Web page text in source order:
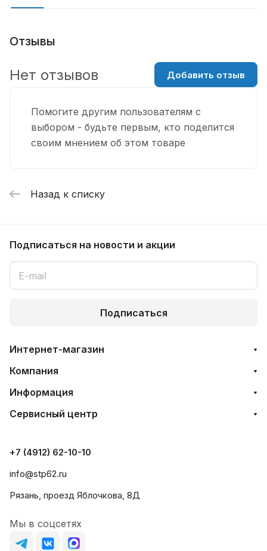
Отзывы
Помогите другим пользователям с
выбором - будьте первым, кто поделится
своим мнением об этом товаре
Нет отзывов Добавить отзыв
Назад к списку
Подписаться на новости и акции
Подписаться
Интернет-магазин
Компания
Информация
Сервисный центр
+7 (4912) 62-10-10
info@stp62.ru
Рязань, проезд Яблочкова, 8Д
Мы в соцсетях